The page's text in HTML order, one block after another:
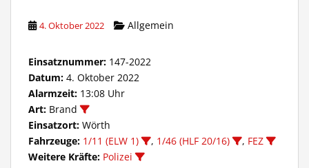
4. Oktober 2022 Allgemein
Einsatznummer: 147-2022
Datum: 4. Oktober 2022
Alarmzeit: 13:08 Uhr
Art: Brand
Einsatzort: Wörth
Fahrzeuge: 1/11 (ELW 1) , 1/46 (HLF 20/16) , FEZ
Weitere Kräfte: Polizei